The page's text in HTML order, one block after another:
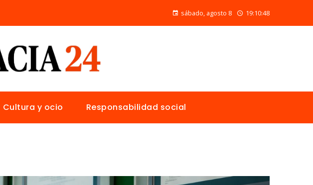
sábado, agosto 8 19:10:49
Cultura y ocio Responsabilidad social